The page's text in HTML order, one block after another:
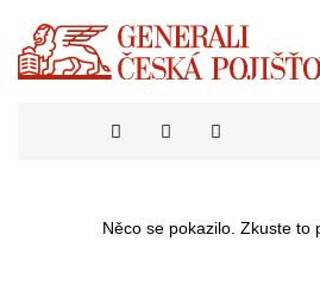
Něco se pokazilo. Zkuste to